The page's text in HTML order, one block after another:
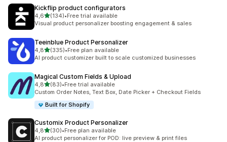
Kickflip product configurators
4,6av 5 stjerner
(134)
Totalt 134 omtaler
•Free trial available
Visual product personalizer boosting engagement & sales
Teeinblue Product Personalizer
4,8av 5 stjerner
(335)
Totalt 335 omtaler
•Free plan available
AI product customizer built to scale customized businesses
Magical Custom Fields & Upload
4,8av 5 stjerner
(83)
Totalt 83 omtaler
•Free trial available
Custom Order Notes, Text Box, Date Picker + Checkout Fields
Built for Shopify
Customix Product Personalizer
4,8av 5 stjerner
(30)
Totalt 30 omtaler
•Free plan available
AI product personalizer for POD: live preview & print files